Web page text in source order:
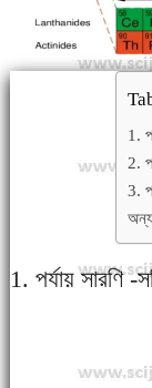
1.
2.
3.
1. পর্যায় সারণি